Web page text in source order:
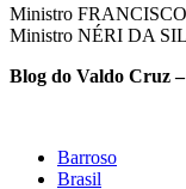
Ministro
Ministro NÉRI DA
Blog do Valdo Cruz –
Barroso